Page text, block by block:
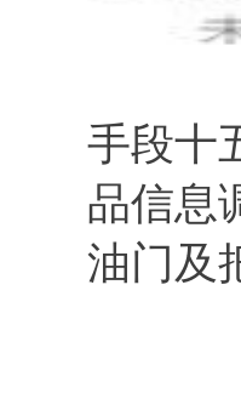
手段十
品信息
油门及